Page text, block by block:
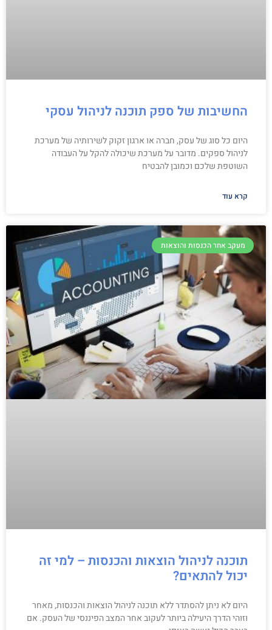
החשיבות של ספק תוכנה לניהול עסקי
היום כל סוג של עסק, חברה או ארגון זקוק לשירותיה של מערכת
לניהול ספקים. מדובר על מערכת שיכולה להקל על העבודה
השוטפת שלכם וכמובן להבטיח
קרא עוד
מעקב אחר הכנסות והוצאות
תוכנה לניהול הוצאות והכנסות – למי זה
יכול להתאים?
היום לא ניתן להסתדר ללא תוכנה לניהול הוצאות והכנסות, מאחר
וזוהי הדרך היעילה ביותר לעקוב אחר המצב הפיננסי של העסק. אם